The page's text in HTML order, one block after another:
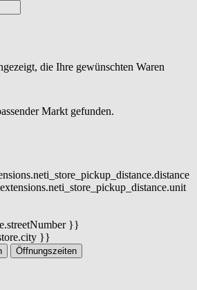
die Ihre gewünschten Waren
Markt gefunden.
}}
}}
Öffnungszeiten